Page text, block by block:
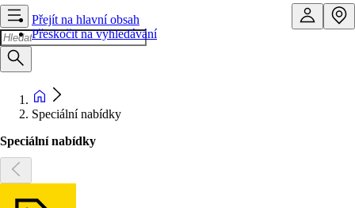
Přejít na hlavní obsah
Přeskočit na vyhledávání
Speciální nabídky
Speciální nabídky